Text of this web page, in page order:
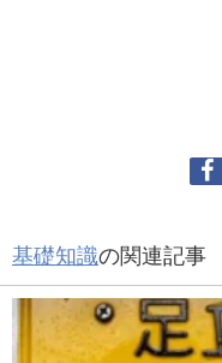
基礎知識の関連記事